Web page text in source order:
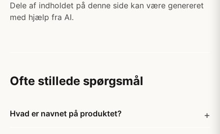
Dele af indholdet på denne side kan være genereret
med hjælp fra AI.
Ofte stillede spørgsmål
Hvad er navnet på produktet?